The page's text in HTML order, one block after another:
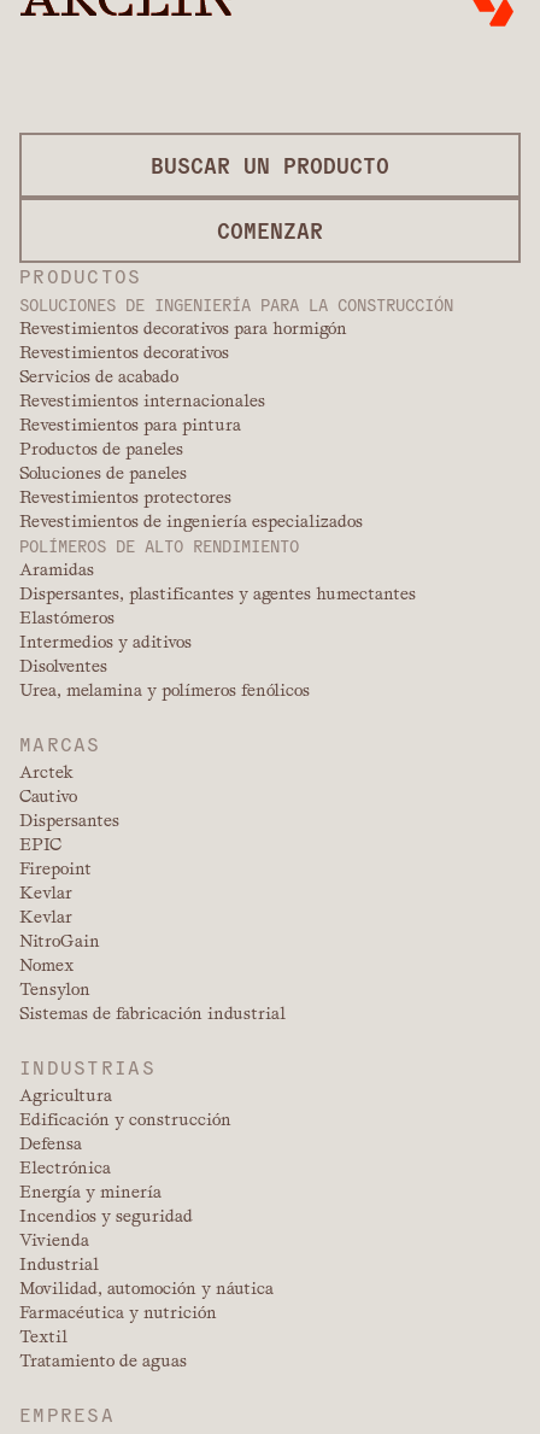
PRODUCTOS
SOLUCIONES DE INGENIERÍA PARA LA CONSTRUCCIÓN
Revestimientos decorativos para hormigón
Revestimientos decorativos
Servicios de acabado
Revestimientos internacionales
Revestimientos para pintura
Productos de paneles
Soluciones de paneles
Revestimientos protectores
Revestimientos de ingeniería especializados
POLÍMEROS DE ALTO RENDIMIENTO
Aramidas
Dispersantes, plastificantes y agentes humectantes
Elastómeros
Intermedios y aditivos
Disolventes
Urea, melamina y polímeros fenólicos
MARCAS
Arctek
Cautivo
Dispersantes
EPIC
Firepoint
Kevlar
Kevlar
NitroGain
Nomex
Tensylon
Sistemas de fabricación industrial
INDUSTRIAS
Agricultura
Edificación y construcción
Defensa
Electrónica
Energía y minería
Incendios y seguridad
Vivienda
Industrial
Movilidad, automoción y náutica
Farmacéutica y nutrición
Textil
Tratamiento de aguas
EMPRESA
BUSCAR UN PRODUCTO
COMENZAR